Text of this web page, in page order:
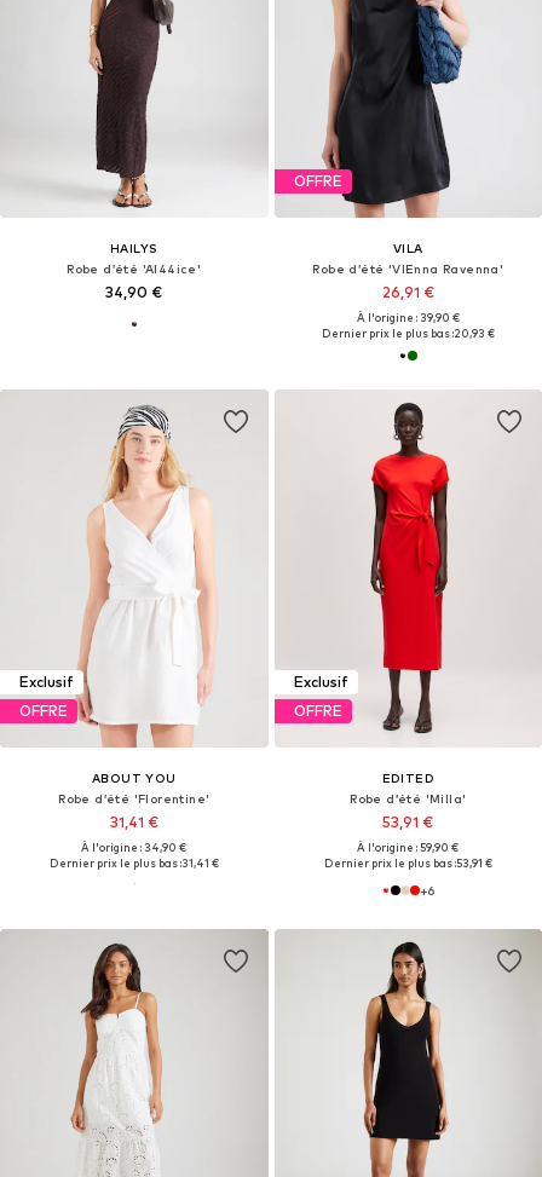
HAILYS
Robe d’été 'Al44ice'
34,90 €
OFFRE
VILA
Robe d’été 'VIEnna Ravenna'
26,91 €
À l'origine : 39,90 €
Dernier prix le plus bas :20,93 €
Exclusif
OFFRE
ABOUT YOU
Robe d’été 'Florentine'
31,41 €
À l'origine : 34,90 €
Dernier prix le plus bas :31,41 €
Exclusif
OFFRE
EDITED
Robe d’été 'Milla'
53,91 €
À l'origine : 59,90 €
Dernier prix le plus bas :53,91 €
+6